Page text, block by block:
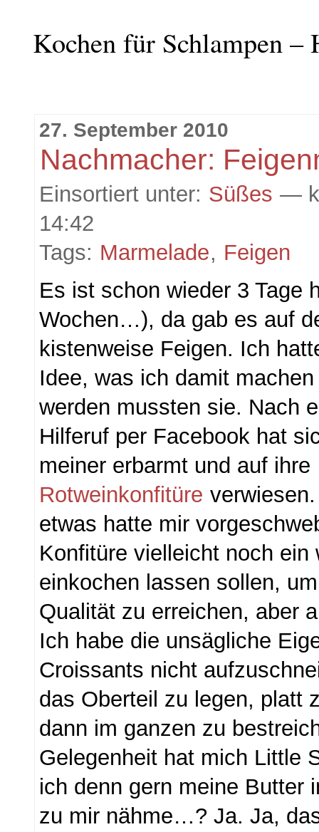
Kochen für Schlampen
27. September 2010
Nachmacher:
Einsortiert unter: Süßes —
14:42
Tags: Marmelade, Feigen
Es ist schon wieder 3 Tage
Wochen…), da gab es auf
kistenweise Feigen. Ich
Idee, was ich damit
werden mussten sie. Nach
Hilferuf per Facebook hat
meiner erbarmt und auf ihre
Rotweinkonfitüre
etwas hatte mir
Konfitüre vielleicht noch ein
einkochen lassen sollen,
Qualität zu erreichen, aber
Ich habe die unsägliche
Croissants nicht
das Oberteil zu legen, platt
dann im ganzen zu
Gelegenheit hat mich Little
ich denn gern meine Butter
zu mir nähme…? Ja. Ja,